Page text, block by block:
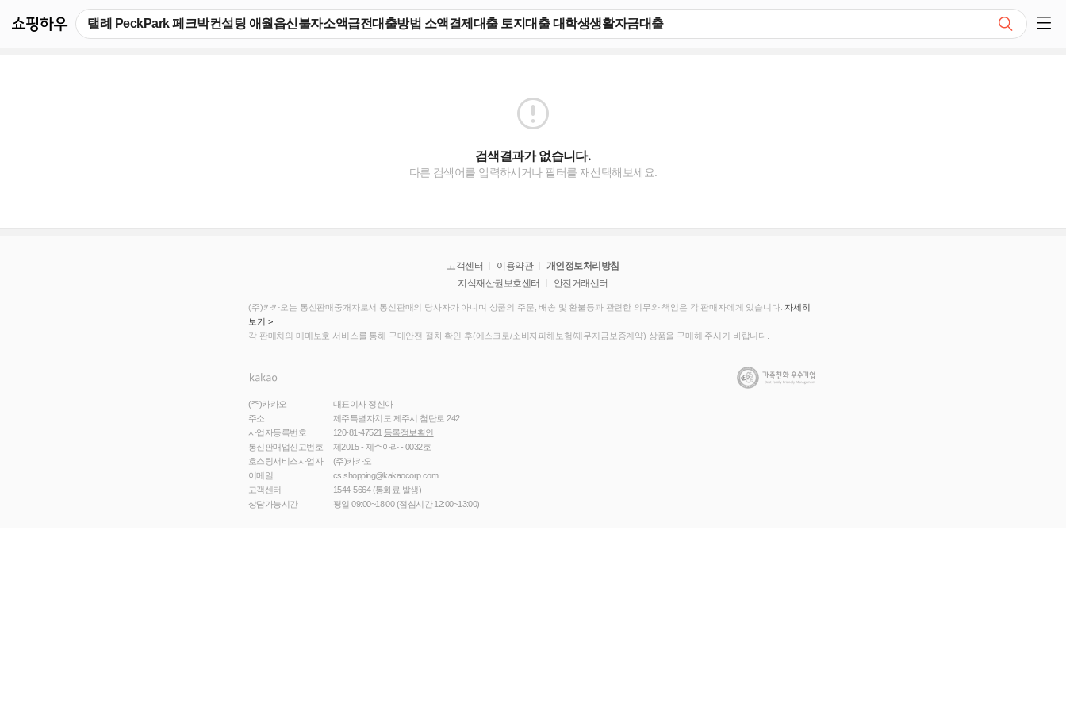
검색결과가 없습니다.
다른 검색어를 입력하시거나 필터를 재선택해보세요.
고객센터 이용약관
개인정보처리방침
지식재산권보호센터
안전거래센터
(주)카카오는 통신판매중개자로서 통신판매의 당사자가 아니며 상품의 주문, 배송 및 환불등과 관련한 의무와 책임은 각 판매자에게 있습니다. 자세히
보기 >
각 판매처의 매매보호 서비스를 통해 구매안전 절차 확인 후(에스크로/소비자피해보험/재무지금보증계약) 상품을 구매해 주시기 바랍니다.
(주)카카오
대표이사 정신아
주소
제주특별자치도 제주시 첨단로 242
사업자등록번호
120-81-47521 등록정보확인
통신판매업신고번호
제2015 - 제주아라 - 0032호
호스팅서비스사업자
(주)카카오
이메일
cs.shopping@kakaocorp.com
고객센터
1544-5664(통화료 발생)
상담가능시간
평일 09:00~18:00 (점심시간 12:00~13:00)